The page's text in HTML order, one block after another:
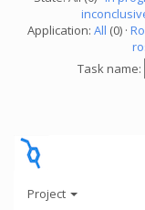
Application: All (0) ·
Task name:
Project